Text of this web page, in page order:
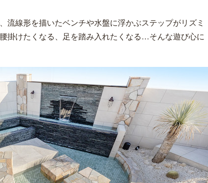
流線形を描いたベンチや水盤に浮かぶステップがリズミ
掛けたくなる、足を踏み入れたくなる…そんな遊び心に